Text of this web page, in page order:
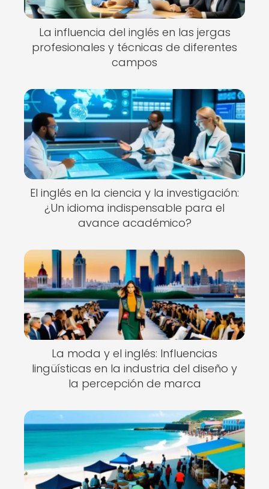
La influencia del inglés en las jergas
profesionales y técnicas de diferentes
campos
El inglés en la ciencia y la investigación:
¿Un idioma indispensable para el
avance académico?
La moda y el inglés: Influencias
lingüísticas en la industria del diseño y
la percepción de marca